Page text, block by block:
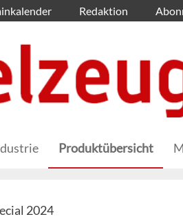
Redaktion
Produktübersicht
2024